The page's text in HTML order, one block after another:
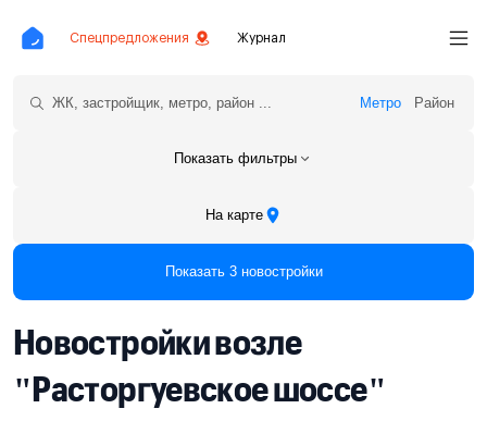
Спецпредложения Журнал
Метро Район
Показать фильтры
На карте
Показать 3 новостройки
Новостройки возле
"Расторгуевское шоссе"